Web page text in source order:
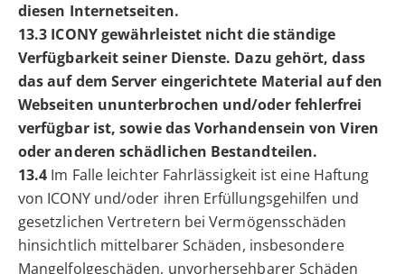
diesen Internetseiten.
13.3 ICONY gewährleistet nicht die ständige
Verfügbarkeit seiner Dienste. Dazu gehört, dass
das auf dem Server eingerichtete Material auf den
Webseiten ununterbrochen und/oder fehlerfrei
verfügbar ist, sowie das Vorhandensein von Viren
oder anderen schädlichen Bestandteilen.
13.4 Im Falle leichter Fahrlässigkeit ist eine Haftung
von ICONY und/oder ihren Erfüllungsgehilfen und
gesetzlichen Vertretern bei Vermögensschäden
hinsichtlich mittelbarer Schäden, insbesondere
Mangelfolgeschäden, unvorhersehbarer Schäden